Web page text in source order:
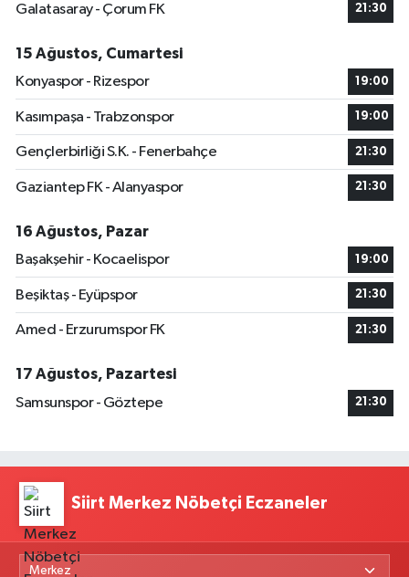
Galatasaray - Çorum FK
21:30
15 Ağustos, Cumartesi
Konyaspor - Rizespor
19:00
Kasımpaşa - Trabzonspor 19:00
Gençlerbirliği S.K. - Fenerbahçe 21:30
Gaziantep FK - Alanyaspor 21:30
16 Ağustos, Pazar
Başakşehir - Kocaelispor
19:00
Beşiktaş - Eyüpspor 21:30
Amed - Erzurumspor FK 21:30
17 Ağustos, Pazartesi
Samsunspor - Göztepe
21:30
Siirt Merkez Nöbetçi Eczaneler